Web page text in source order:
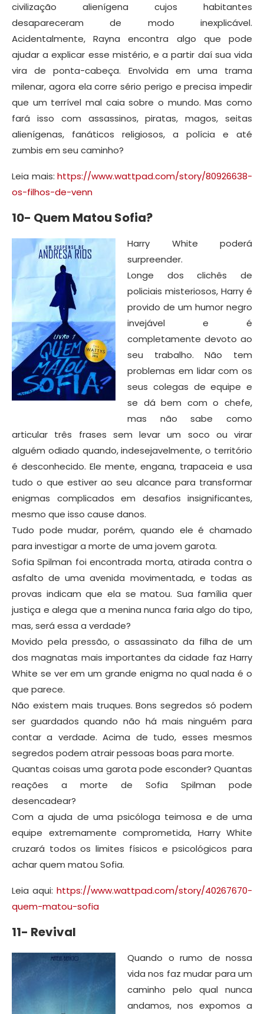
civilização alienígena cujos habitantes
desapareceram de modo inexplicável.
Acidentalmente, Rayna encontra algo que pode
ajudar a explicar esse mistério, e a partir daí sua vida
vira de ponta-cabeça. Envolvida em uma trama
milenar, agora ela corre sério perigo e precisa impedir
que um terrível mal caia sobre o mundo. Mas como
fará isso com assassinos, piratas, magos, seitas
alienígenas, fanáticos religiosos, a polícia e até
zumbis em seu caminho?
Leia mais: https://www.wattpad.com/story/80926638-
os-filhos-de-venn
10- Quem Matou Sofia?
Harry White poderá
surpreender.
Longe dos clichês de
policiais misteriosos, Harry é
provido de um humor negro
invejável e é
completamente devoto ao
seu trabalho. Não tem
problemas em lidar com os
seus colegas de equipe e
se dá bem com o chefe,
mas não sabe como
articular três frases sem levar um soco ou virar
alguém odiado quando, indesejavelmente, o território
é desconhecido. Ele mente, engana, trapaceia e usa
tudo o que estiver ao seu alcance para transformar
enigmas complicados em desafios insignificantes,
mesmo que isso cause danos.
Tudo pode mudar, porém, quando ele é chamado
para investigar a morte de uma jovem garota.
Sofia Spilman foi encontrada morta, atirada contra o
asfalto de uma avenida movimentada, e todas as
provas indicam que ela se matou. Sua família quer
justiça e alega que a menina nunca faria algo do tipo,
mas, será essa a verdade?
Movido pela pressão, o assassinato da filha de um
dos magnatas mais importantes da cidade faz Harry
White se ver em um grande enigma no qual nada é o
que parece.
Não existem mais truques. Bons segredos só podem
ser guardados quando não há mais ninguém para
contar a verdade. Acima de tudo, esses mesmos
segredos podem atrair pessoas boas para morte.
Quantas coisas uma garota pode esconder? Quantas
reações a morte de Sofia Spilman pode
desencadear?
Com a ajuda de uma psicóloga teimosa e de uma
equipe extremamente comprometida, Harry White
cruzará todos os limites físicos e psicológicos para
achar quem matou Sofia.
Leia aqui: https://www.wattpad.com/story/40267670-
quem-matou-sofia
11- Revival
Quando o rumo de nossa
vida nos faz mudar para um
caminho pelo qual nunca
andamos, nos expomos a